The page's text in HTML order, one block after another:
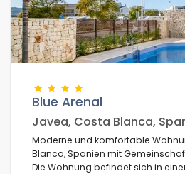
Blue Arenal
Javea, Costa Blanca,
Moderne und komfortable
Blanca, Spanien mit
Die Wohnung befindet sich in